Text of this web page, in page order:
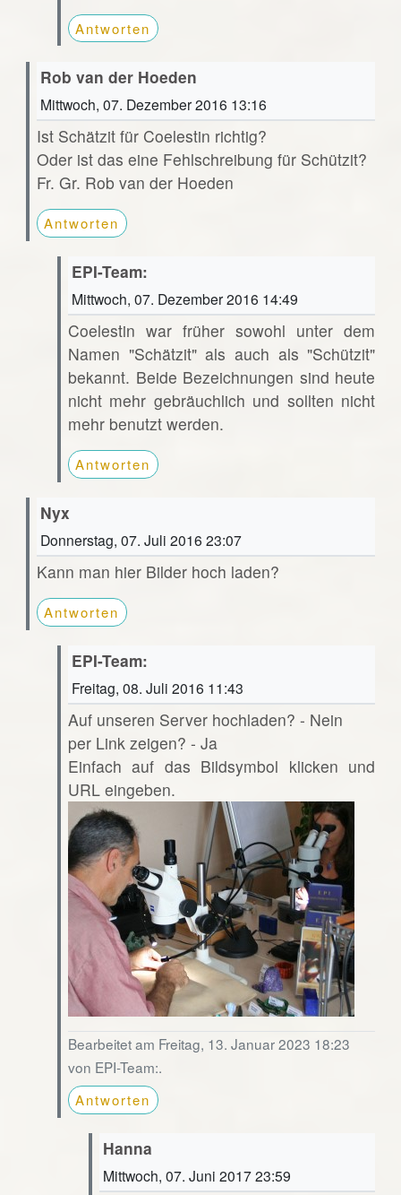
Antworten
Rob van der Hoeden
Mittwoch, 07. Dezember 2016 13:16
Ist Schätzit für Coelestin richtig?
Oder ist das eine Fehlschreibung für Schützit?
Fr. Gr. Rob van der Hoeden
Antworten
EPI-Team:
Mittwoch, 07. Dezember 2016 14:49
Coelestin war früher sowohl unter dem
Namen "Schätzit" als auch als "Schützit"
bekannt. Beide Bezeichnungen sind heute
nicht mehr gebräuchlich und sollten nicht
mehr benutzt werden.
Antworten
Nyx
Donnerstag, 07. Juli 2016 23:07
Kann man hier Bilder hoch laden?
Antworten
EPI-Team:
Freitag, 08. Juli 2016 11:43
Auf unseren Server hochladen? - Nein
per Link zeigen? - Ja
Einfach auf das Bildsymbol klicken und
URL eingeben.
Bearbeitet am Freitag, 13. Januar 2023 18:23
von EPI-Team:.
Antworten
Hanna
Mittwoch, 07. Juni 2017 23:59